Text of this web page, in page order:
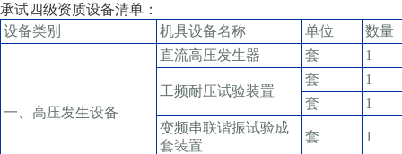
承试四级资质设备清单：
设备类别
机具设备名称 单位 数量
一、高压发生设备
直流高压发生器 套 1
工频耐压试验装置
套
1
套
1
变频串联谐振试验成
套装置
套 1